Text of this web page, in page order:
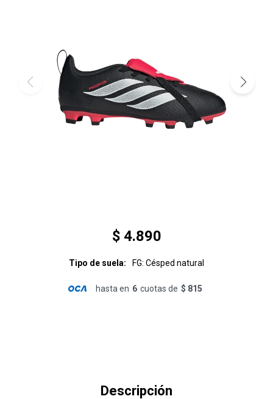
$ 4.890
Tipo de suela FG: Césped natural
hasta en 6 cuotas de $ 815
Descripción